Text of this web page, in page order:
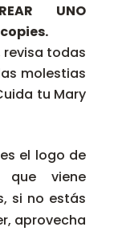
UNO
revisa todas
molestias
tu Mary
el logo de
viene
si no estás
aprovecha